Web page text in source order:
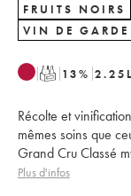
FRUITS NOIRS
VIN DE GARDE
T 13% 2.25 L
Récolte et
mêmes soins que
Grand Cru Classé
Plus d'infos